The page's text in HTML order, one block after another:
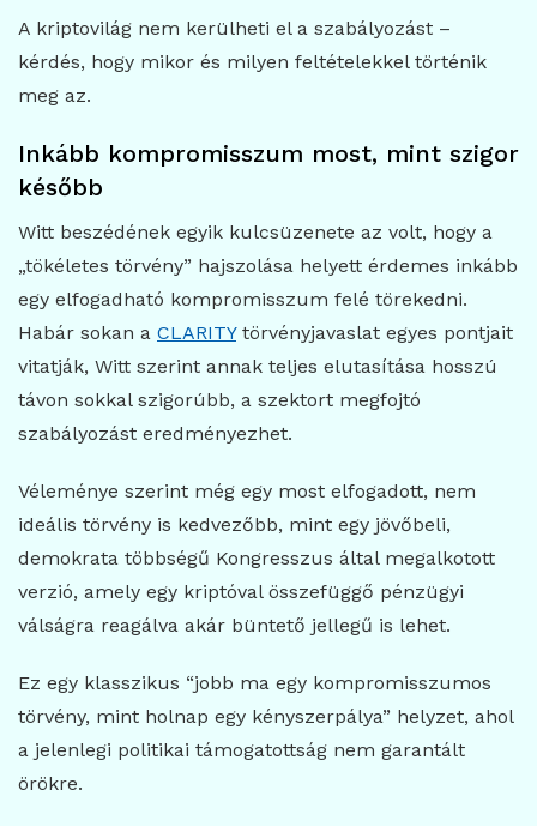
A kriptovilág nem kerülheti el a szabályozást –
kérdés, hogy mikor és milyen feltételekkel történik
meg az.
Inkább kompromisszum most, mint szigor
később
Witt beszédének egyik kulcsüzenete az volt, hogy a
„tökéletes törvény” hajszolása helyett érdemes inkább
egy elfogadható kompromisszum felé törekedni.
Habár sokan a CLARITYtörvényjavaslat egyes pontjait
vitatják, Witt szerint annak teljes elutasítása hosszú
távon sokkal szigorúbb, a szektort megfojtó
szabályozást eredményezhet.
Véleménye szerint még egy most elfogadott, nem
ideális törvény is kedvezőbb, mint egy jövőbeli,
demokrata többségű Kongresszus által megalkotott
verzió, amely egy kriptóval összefüggő pénzügyi
válságra reagálva akár büntető jellegű is lehet.
Ez egy klasszikus “jobb ma egy kompromisszumos
törvény, mint holnap egy kényszerpálya” helyzet, ahol
a jelenlegi politikai támogatottság nem garantált
örökre.